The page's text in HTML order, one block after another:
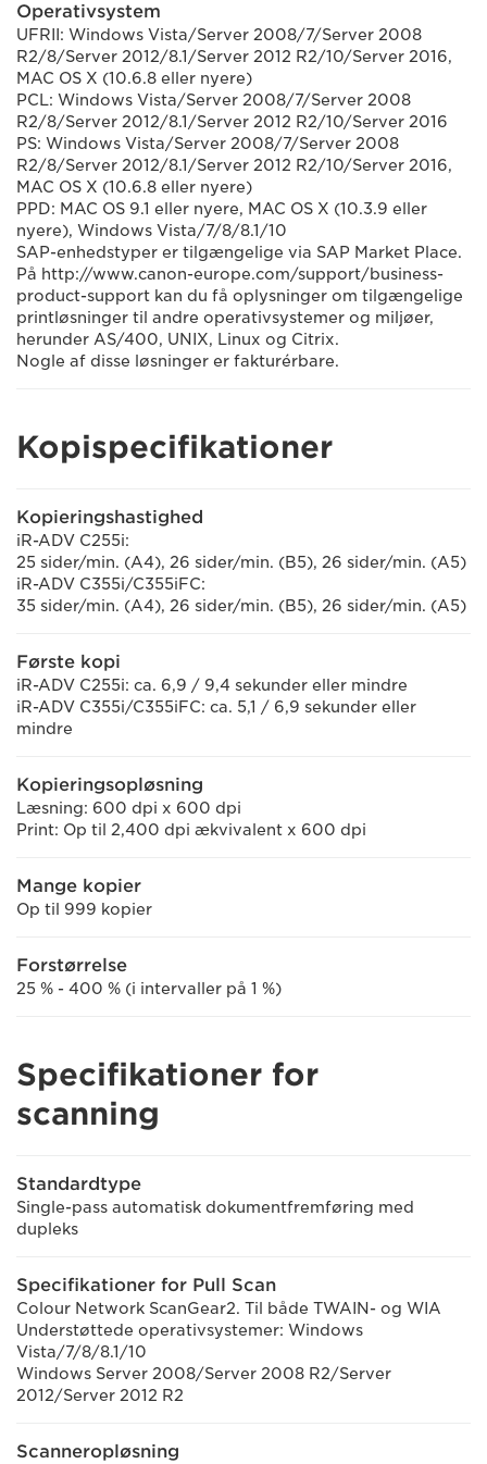
Operativsystem
UFRII: Windows Vista/Server 2008/7/Server 2008
R2/8/Server 2012/8.1/Server 2012 R2/10/Server 2016,
MAC OS X (10.6.8 eller nyere)
PCL: Windows Vista/Server 2008/7/Server 2008
R2/8/Server 2012/8.1/Server 2012 R2/10/Server 2016
PS: Windows Vista/Server 2008/7/Server 2008
R2/8/Server 2012/8.1/Server 2012 R2/10/Server 2016,
MAC OS X (10.6.8 eller nyere)
PPD: MAC OS 9.1 eller nyere, MAC OS X (10.3.9 eller
nyere), Windows Vista/7/8/8.1/10
SAP-enhedstyper er tilgængelige via SAP Market Place.
På http://www.canon-europe.com/support/business-
product-support kan du få oplysninger om tilgængelige
printløsninger til andre operativsystemer og miljøer,
herunder AS/400, UNIX, Linux og Citrix.
Nogle af disse løsninger er fakturérbare.
Kopispecifikationer
Kopieringshastighed
iR-ADV C255i:
25 sider/min. (A4), 26 sider/min. (B5), 26 sider/min. (A5)
iR-ADV C355i/C355iFC:
35 sider/min. (A4), 26 sider/min. (B5), 26 sider/min. (A5)
Første kopi
iR-ADV C255i: ca. 6,9 / 9,4 sekunder eller mindre
iR-ADV C355i/C355iFC: ca. 5,1 / 6,9 sekunder eller
mindre
Kopieringsopløsning
Læsning: 600 dpi x 600 dpi
Print: Op til 2,400 dpi ækvivalent x 600 dpi
Mange kopier
Op til 999 kopier
Forstørrelse
25 % - 400 % (i intervaller på 1 %)
Specifikationer for
scanning
Standardtype
Single-pass automatisk dokumentfremføring med
dupleks
Specifikationer for Pull Scan
Colour Network ScanGear2. Til både TWAIN- og WIA
Understøttede operativsystemer: Windows
Vista/7/8/8.1/10
Windows Server 2008/Server 2008 R2/Server
2012/Server 2012 R2
Scanneropløsning